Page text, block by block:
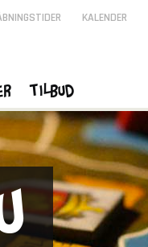
KALENDER
Tilbud